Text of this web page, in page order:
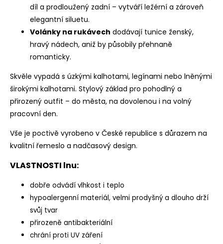
díl a prodloužený zadní – vytváří ležérní a zároveň
elegantní siluetu.
Volánky na rukávech dodávají tunice ženský,
hravý nádech, aniž by působily přehnaně
romanticky.
Skvěle vypadá s úzkými kalhotami, legínami nebo lněnými
širokými kalhotami. Stylový základ pro pohodlný a
přirozený outfit – do města, na dovolenou i na volný
pracovní den.
Vše je poctivě vyrobeno v České republice s důrazem na
kvalitní řemeslo a nadčasový design.
VLASTNOSTI lnu:
dobře odvádí vlhkost i teplo
hypoalergenní materiál, velmi prodyšný a dlouho drží
svůj tvar
přirozeně antibakteriální
chrání proti UV záření